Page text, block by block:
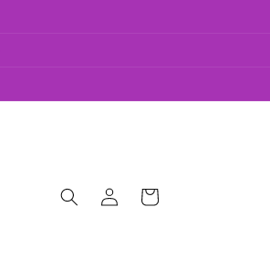
Accedi Carrello